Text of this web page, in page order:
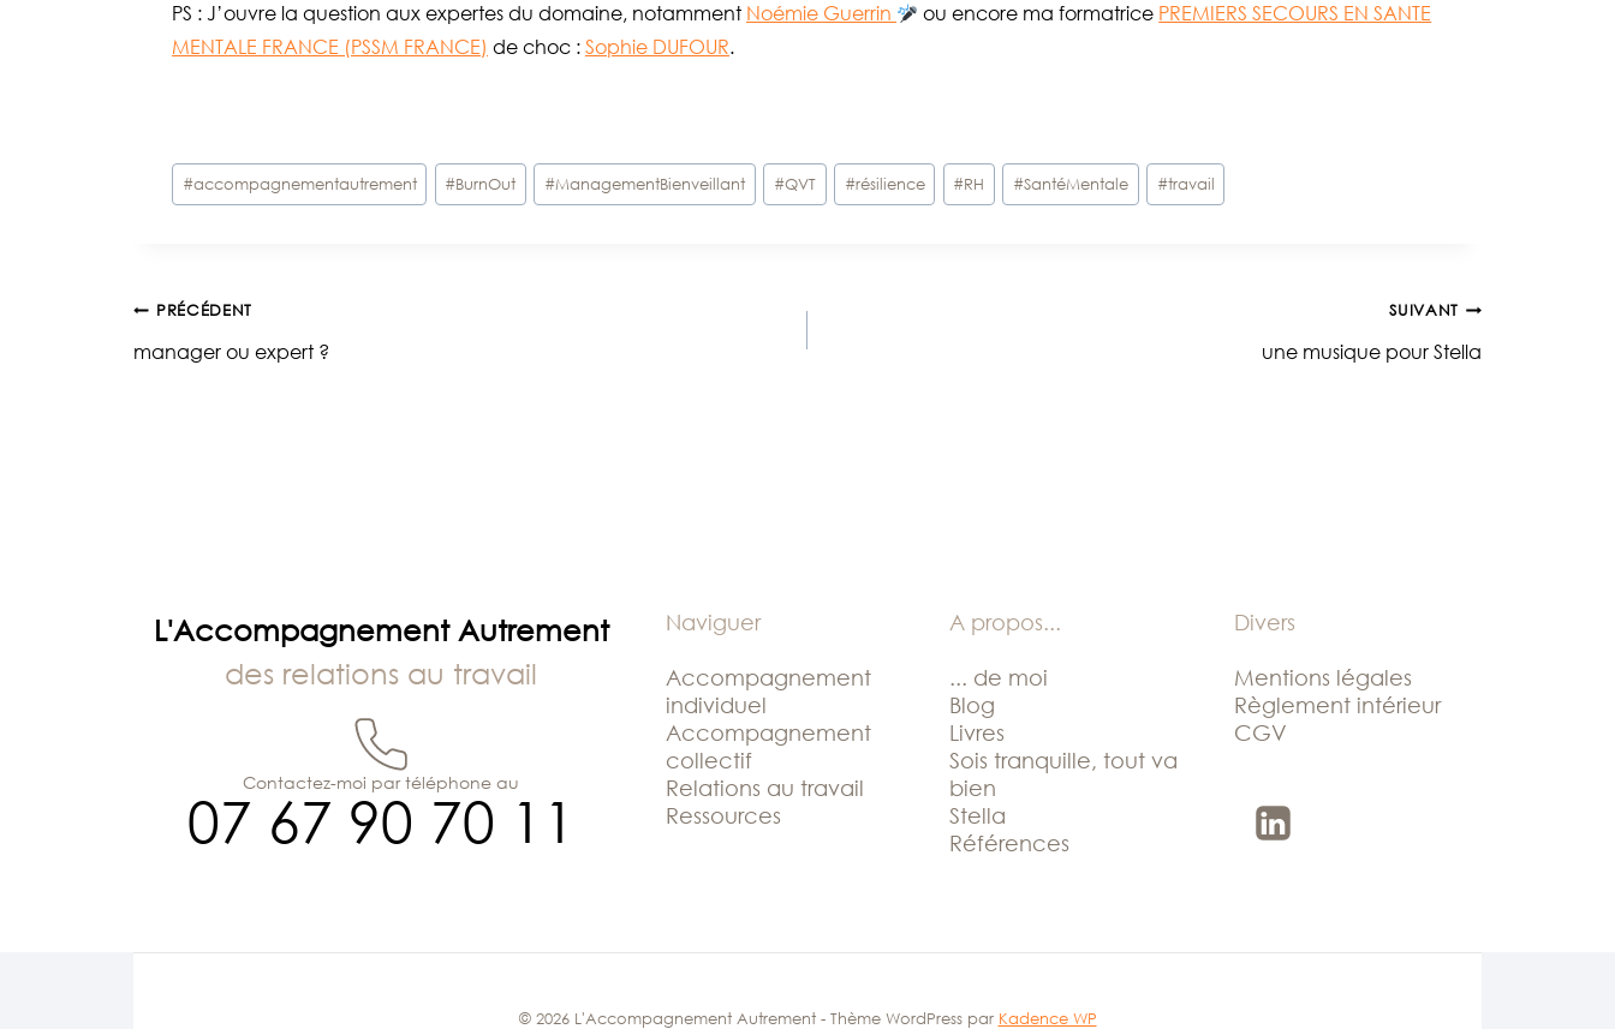
PS : J’ouvre la question aux expertes du domaine, notamment Noémie Guerrin ou encore ma formatrice PREMIERS SECOURS EN SANTE
MENTALE FRANCE (PSSM FRANCE) de choc : Sophie DUFOUR.
Étiquettes
de
#accompagnementautrement #BurnOut #ManagementBienveillant #QVT #résilience #RH #SantéMentale #travail
Navigation
PRÉCÉDENT
manager ou expert ?
SUIVANT
une musique pour Stella
L'Accompagnement Autrement
des relations au travail
07 67 90 70 11
Contactez-moi par téléphone au
Naviguer
Accompagnement
individuel
Accompagnement
collectif
Relations au travail
Ressources
A propos...
... de moi
Blog
Livres
Sois tranquille, tout va
bien
Stella
Références
Divers
Mentions légales
Règlement intérieur
CGV
© 2026 L'Accompagnement Autrement - Thème WordPress par Kadence WP